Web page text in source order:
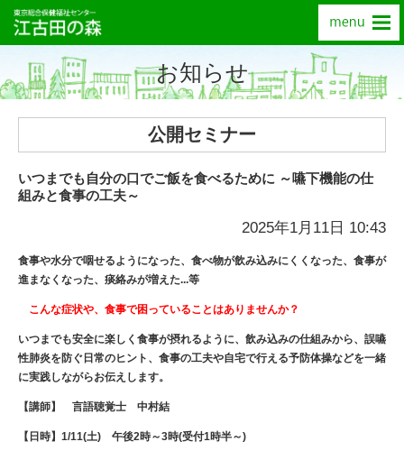
お知らせ
公開セミナー
いつまでも自分の口でご飯を食べるために ～嚥下機能の仕
組みと食事の工夫～
2025年1月11日 10:43
食事や水分で咽せるようになった、食べ物が飲み込みにくくなった、食事が
進まなくなった、痰絡みが増えた...等
こんな症状や、食事で困っていることはありませんか？
いつまでも安全に楽しく食事が摂れるように、飲み込みの仕組みから、誤嚥
性肺炎を防ぐ日常のヒント、食事の工夫や自宅で行える予防体操などを一緒
に実践しながらお伝えします。
【講師】 言語聴覚士 中村結
【日時】1/11(土) 午後2時～3時(受付1時半～)